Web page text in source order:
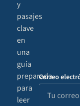
y
pasajes
clave
en
una
guía
preparada
para
leer
Correo